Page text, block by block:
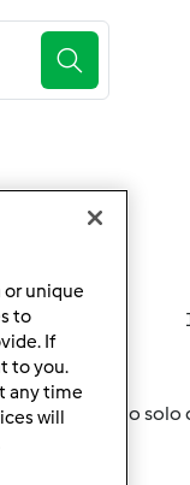
9 anni e posso solo
or unique
to
If
to you.
any time
will